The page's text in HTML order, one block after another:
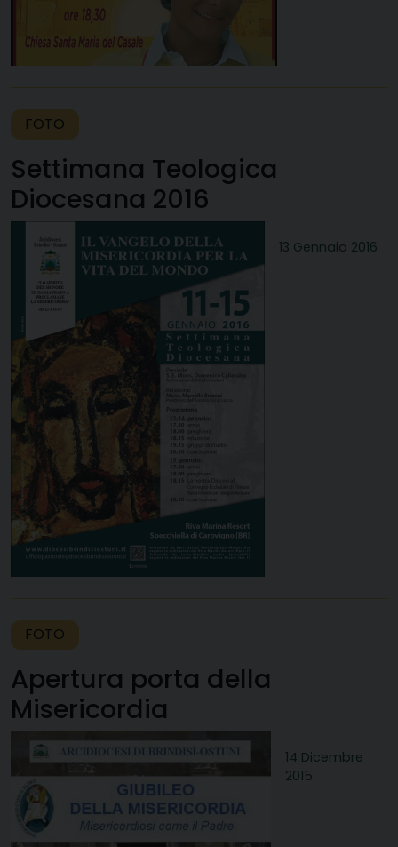
FOTO
Settimana Teologica
Diocesana 2016
13 Gennaio 2016
FOTO
Apertura porta della
Misericordia
14 Dicembre
2015